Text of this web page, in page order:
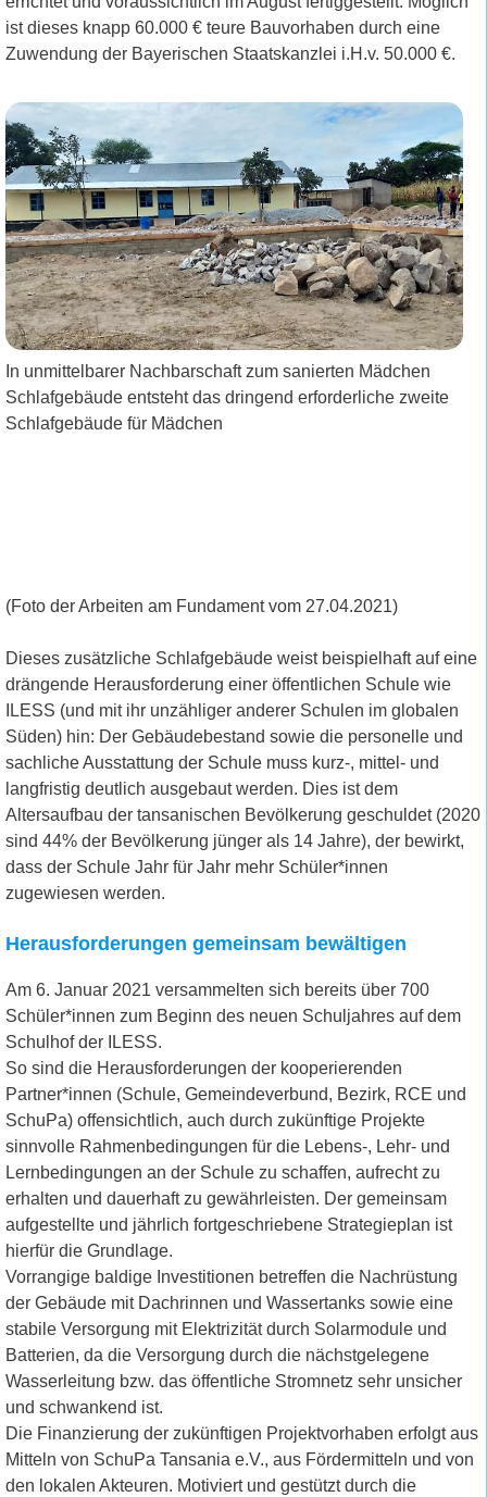
ist dieses knapp 60.000 € teure Bauvorhaben durch eine
Zuwendung der Bayerischen Staatskanzlei i.H.v. 50.000 €.
In unmittelbarer Nachbarschaft zum sanierten Mädchen
Schlafgebäude entsteht das dringend erforderliche zweite
Schlafgebäude für Mädchen
(Foto der Arbeiten am Fundament vom 27.04.2021)
Dieses zusätzliche Schlafgebäude weist beispielhaft auf eine
drängende Herausforderung einer öffentlichen Schule wie
ILESS (und mit ihr unzähliger anderer Schulen im globalen
Süden) hin: Der Gebäudebestand sowie die personelle und
sachliche Ausstattung der Schule muss kurz-, mittel- und
langfristig deutlich ausgebaut werden. Dies ist dem
Altersaufbau der tansanischen Bevölkerung geschuldet (2020
sind 44% der Bevölkerung jünger als 14 Jahre), der bewirkt,
dass der Schule Jahr für Jahr mehr Schüler*innen
zugewiesen werden.
Herausforderungen gemeinsam bewältigen
Am 6. Januar 2021 versammelten sich bereits über 700
Schüler*innen zum Beginn des neuen Schuljahres auf dem
Schulhof der ILESS.
So sind die Herausforderungen der kooperierenden
Partner*innen (Schule, Gemeindeverbund, Bezirk, RCE und
SchuPa) offensichtlich, auch durch zukünftige Projekte
sinnvolle Rahmenbedingungen für die Lebens-, Lehr- und
Lernbedingungen an der Schule zu schaffen, aufrecht zu
erhalten und dauerhaft zu gewährleisten. Der gemeinsam
aufgestellte und jährlich fortgeschriebene Strategieplan ist
hierfür die Grundlage.
Vorrangige baldige Investitionen betreffen die Nachrüstung
der Gebäude mit Dachrinnen und Wassertanks sowie eine
stabile Versorgung mit Elektrizität durch Solarmodule und
Batterien, da die Versorgung durch die nächstgelegene
Wasserleitung bzw. das öffentliche Stromnetz sehr unsicher
und schwankend ist.
Die Finanzierung der zukünftigen Projektvorhaben erfolgt aus
Mitteln von SchuPa Tansania e.V., aus Fördermitteln und von
den lokalen Akteuren. Motiviert und gestützt durch die